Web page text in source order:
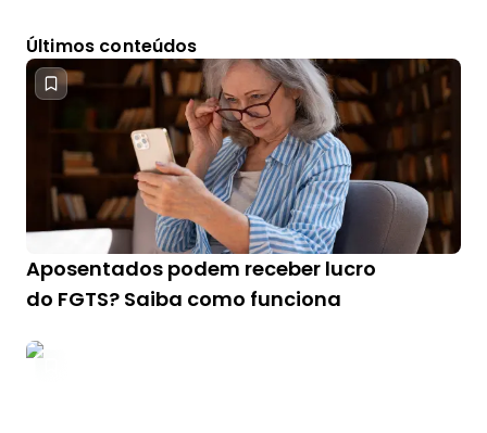
Últimos conteúdos
Aposentados podem receber lucro
do FGTS? Saiba como funciona